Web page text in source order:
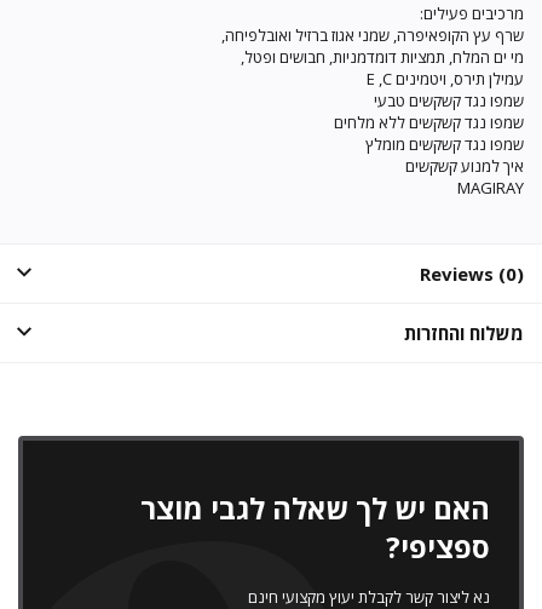
מרכיבים פעילים:
שרף עץ הקופאיפרה, שמני אגוז ברזיל ואובלפיחה,
מי ים המלח, תמציות דומדמניות, חבושים ופטל,
עמילן תירס, ויטמינים E ,C
שמפו נגד קשקשים טבעי
שמפו נגד קשקשים ללא מלחים
שמפו נגד קשקשים מומלץ
איך למנוע קשקשים
MAGIRAY
Reviews (0)
משלוח והחזרות
האם יש לך שאלה לגבי מוצר
ספציפי?
נא ליצור קשר לקבלת יעוץ מקצועי חינם